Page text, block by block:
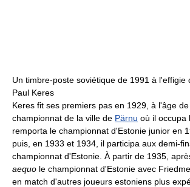
Un timbre-poste soviétique de 1991 à l'effigie
Paul Keres
Keres fit ses premiers pas en 1929, à l'âge
championnat de la ville de Pärnu où il occupa
remporta le championnat d'Estonie junior en
puis, en 1933 et 1934, il participa aux demi-
championnat d'Estonie. À partir de 1935,
aequo le championnat d'Estonie avec
en match d'autres joueurs estoniens plus